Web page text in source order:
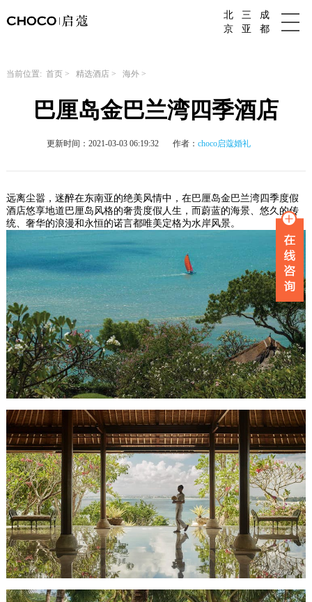
北
京
三
亚
成
都
当前位置: 首页> 精选酒店> 海外>
巴厘岛金巴兰湾四季酒店
更新时间：2021-03-03 06:19:32 作者：choco启蔻婚礼
远离尘嚣，迷醉在东南亚的绝美风情中，在巴厘岛金巴兰湾四季度假
酒店悠享地道巴厘岛风格的奢贵度假人生，而蔚蓝的海景、悠久的传
统、奢华的浪漫和永恒的诺言都唯美定格为水岸风景。